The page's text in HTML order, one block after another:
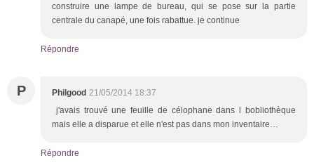
construire une lampe de bureau, qui se pose sur la partie
centrale du canapé, une fois rabattue. je continue
Répondre
P Philgood 21/05/2014 18:37
j'avais trouvé une feuille de célophane dans l bobliothèque
mais elle a disparue et elle n'est pas dans mon inventaire…
Répondre